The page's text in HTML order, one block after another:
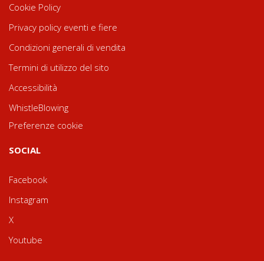
Cookie Policy
Privacy policy eventi e fiere
Condizioni generali di vendita
Termini di utilizzo del sito
Accessibilità
WhistleBlowing
Preferenze cookie
SOCIAL
Facebook
Instagram
X
Youtube